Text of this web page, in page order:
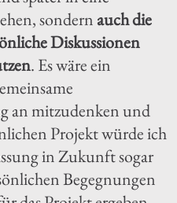
sondern auch die
Diskussionen
. Es wäre ein
an mitzudenken und
Projekt würde ich
in Zukunft sogar
Begegnungen